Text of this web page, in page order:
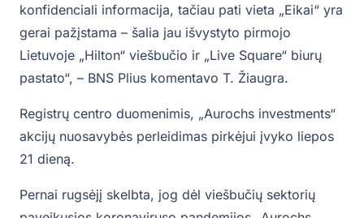
konfidenciali informacija, tačiau pati vieta „Eikai“ yra
gerai pažįstama – šalia jau išvystyto pirmojo
Lietuvoje „Hilton“ viešbučio ir „Live Square“ biurų
pastato“, – BNS Plius komentavo T. Žiaugra.
Registrų centro duomenimis, „Aurochs investments“
akcijų nuosavybės perleidimas pirkėjui įvyko liepos
21 dieną.
Pernai rugsėjį skelbta, jog dėl viešbučių sektorių